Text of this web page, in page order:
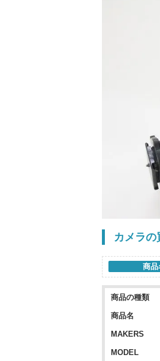
カメラの
商品
商品の種類
商品名
MAKERS
MODEL